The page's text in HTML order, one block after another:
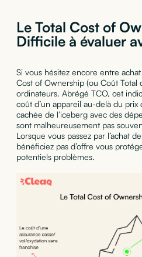
Le Total Cost of
Difficile à évaluer
Si vous hésitez encore entre
Cost of Ownership (ou Coût Total
ordinateurs. Abrégé TCO, cet
coût d’un appareil au-delà du prix
cachée de l’iceberg avec des
sont malheureusement pas
Lorsque vous passez par l’achat
bénéficiez pas d’offre vous
potentiels problèmes.